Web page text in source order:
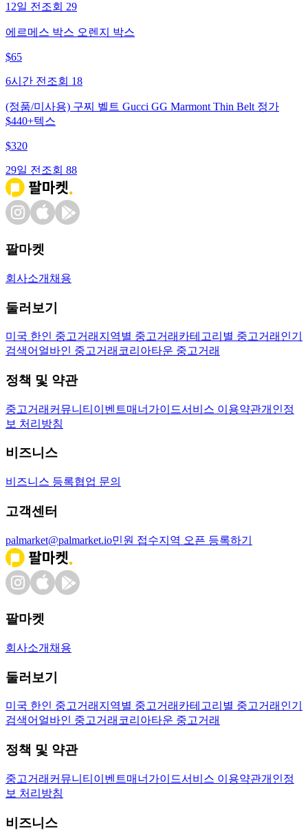
12일 전 조회 29
에르메스 박스 오렌지 박스
$65
6시간 전 조회 18
(정품/미사용) 구찌 벨트 Gucci GG Marmont Thin Belt 정가
$440+텍스
$320
29일 전 조회 88
팔마켓
회사소개 채용
둘러보기
미국 한인 중고거래 지역별 중고거래 카테고리별 중고거래 인기
검색어 얼바인 중고거래 코리아타운 중고거래
정책 및 약관
중고거래 커뮤니티 이벤트매너가이드서비스 이용약관개인정
보 처리방침
비즈니스
비즈니스 등록협업 문의
고객센터
palmarket@palmarket.io민원 접수지역 오픈 등록하기
팔마켓
회사소개 채용
둘러보기
미국 한인 중고거래 지역별 중고거래 카테고리별 중고거래 인기
검색어 얼바인 중고거래 코리아타운 중고거래
정책 및 약관
중고거래 커뮤니티 이벤트매너가이드서비스 이용약관개인정
보 처리방침
비즈니스